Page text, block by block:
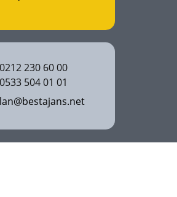
230 60 00
504 01 01